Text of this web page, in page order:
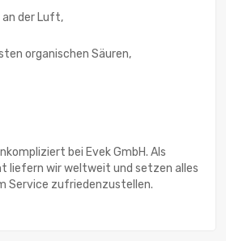
der Luft,
organischen Säuren,
bei Evek GmbH. Als
liefern wir weltweit und setzen alles
Service zufriedenzustellen.